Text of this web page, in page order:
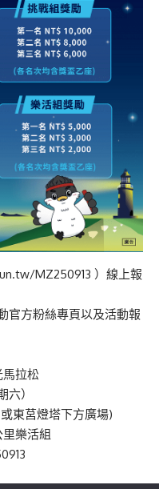
MZ250913 ）線上報
官方粉絲專頁以及活動報
拉松
）
東莒燈塔下方廣場)
里樂活組